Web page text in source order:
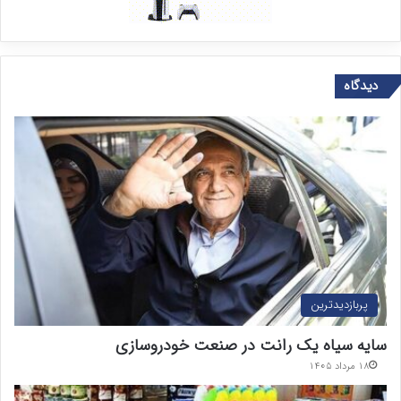
دیدگاه
پربازدیدترین
سایه سیاه یک رانت در صنعت خودروسازی
۱۸ مرداد ۱۴۰۵